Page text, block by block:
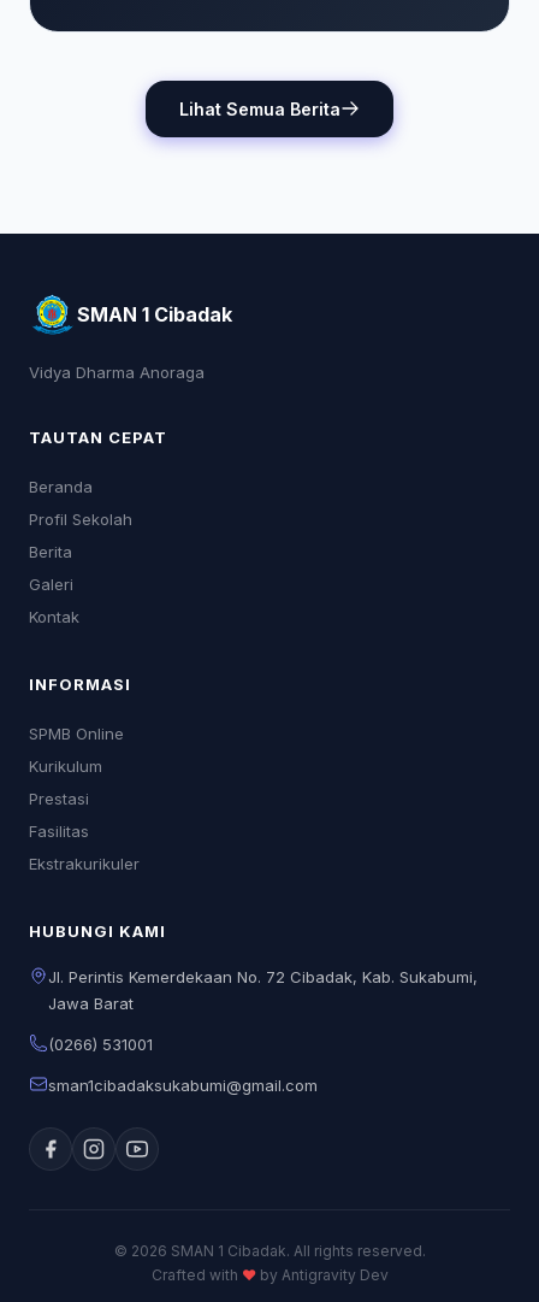
Lihat Semua Berita
SMAN 1 Cibadak
Vidya Dharma Anoraga
TAUTAN CEPAT
Beranda
Profil Sekolah
Berita
Galeri
Kontak
INFORMASI
SPMB Online
Kurikulum
Prestasi
Fasilitas
Ekstrakurikuler
HUBUNGI KAMI
Jl. Perintis Kemerdekaan No. 72 Cibadak, Kab. Sukabumi,
Jawa Barat
(0266) 531001
sman1cibadaksukabumi@gmail.com
© 2026 SMAN 1 Cibadak. All rights reserved.
Crafted with ♥by Antigravity Dev